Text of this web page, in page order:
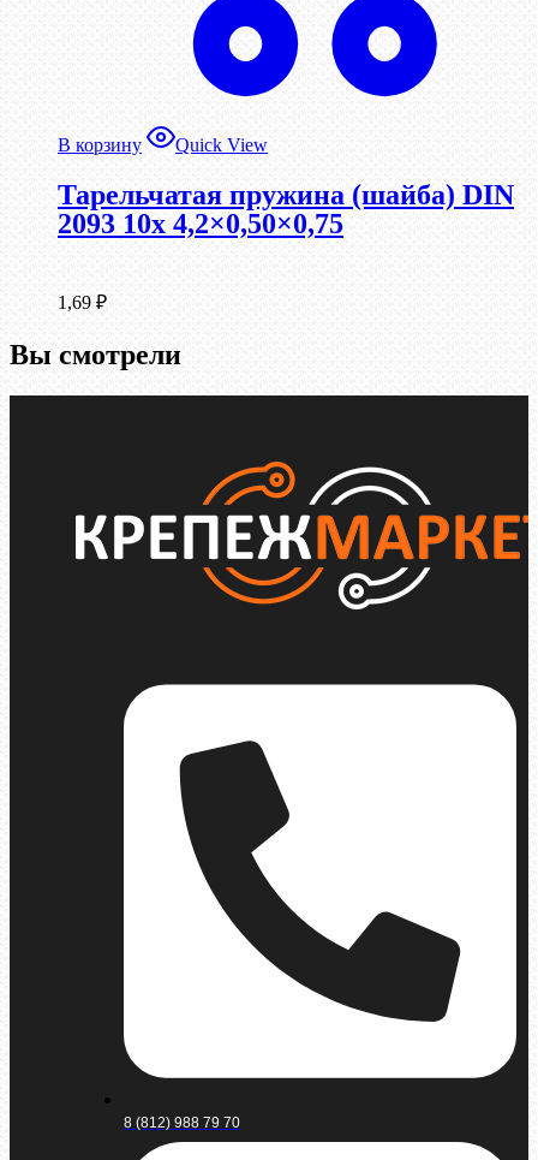
В корзину Quick View
Тарельчатая пружина (шайба) DIN
2093 10x 4,2×0,50×0,75
1,69 ₽
Вы смотрели
8 (812) 988 79 70